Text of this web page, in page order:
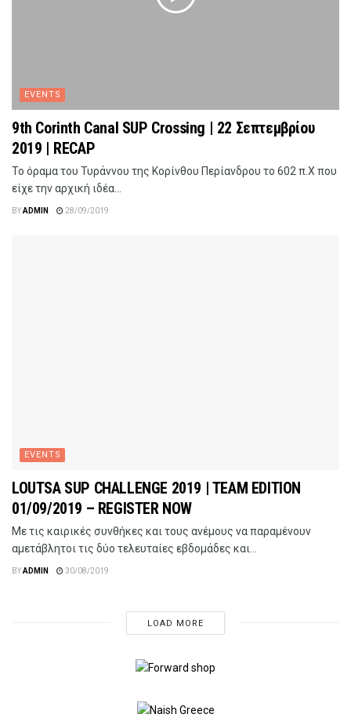
EVENTS
9th Corinth Canal SUP Crossing | 22 Σεπτεμβρίου
2019 | RECAP
Το όραμα του Τυράννου της Κορίνθου Περίανδρου το 602 π.Χ που
είχε την αρχική ιδέα...
BYADMIN 28/09/2019
EVENTS
LOUTSA SUP CHALLENGE 2019 | TEAM EDITION
01/09/2019 – REGISTER NOW
Με τις καιρικές συνθήκες και τους ανέμους να παραμένουν
αμετάβλητοι τις δύο τελευταίες εβδομάδες και...
BYADMIN 30/08/2019
LOAD MORE